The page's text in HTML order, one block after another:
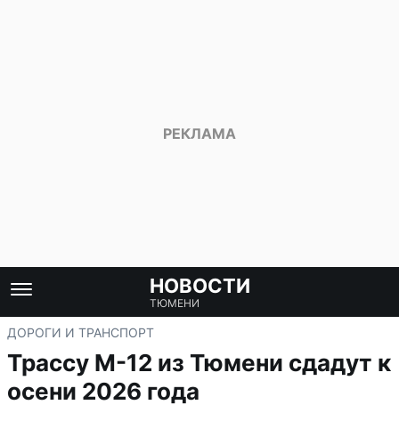
НОВОСТИ
ТЮМЕНИ
ДОРОГИ И ТРАНСПОРТ
Трассу М-12 из Тюмени сдадут к
осени 2026 года